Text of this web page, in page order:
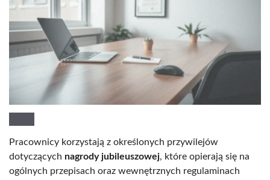
Pracownicy korzystają z określonych przywilejów
dotyczących nagrody jubileuszowej, które opierają się na
ogólnych przepisach oraz wewnętrznych regulaminach